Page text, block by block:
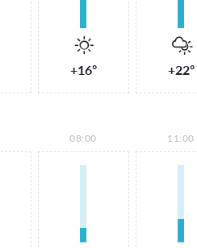
+16° +22°
08:00 11:00